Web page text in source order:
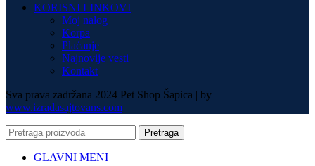
KORISNI LINKOVI
Moj nalog
Korpa
Plaćanje
Najnovije vesti
Kontakt
Sva prava zadržana 2024 Pet Shop Šapica | by
www.izradasajtovans.com
Pretraga
GLAVNI MENI